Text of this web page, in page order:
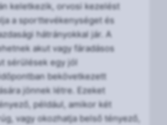
keletkezik, orvosi kezelést
a sporttevékenységet és
hátrányokkal jár. A
akut vagy fáradásos
sérülések egy jól
bekövetkezett
jönnek létre. Ezeket
például, amikor két
vagy okozhatja belső tényező,